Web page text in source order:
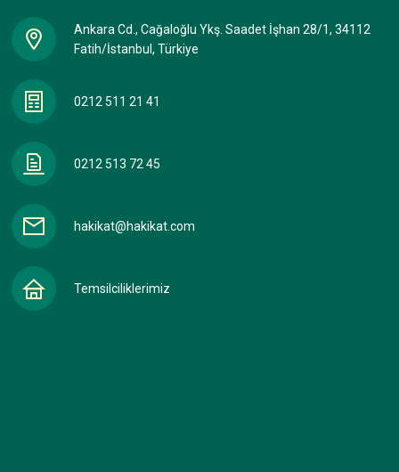
Ankara Cd., Cağaloğlu Ykş. Saadet İşhan 28/1, 34112
Fatih/İstanbul, Türkiye
0212 511 21 41
0212 513 72 45
hakikat@hakikat.com
Temsilciliklerimiz